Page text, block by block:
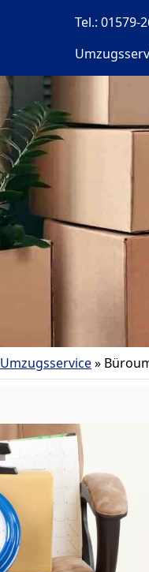
Tel.: 01579-
Umzugsservice»